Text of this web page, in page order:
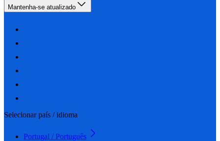
Mantenha-se atualizado
Selecionar país / idioma
Portugal / Português